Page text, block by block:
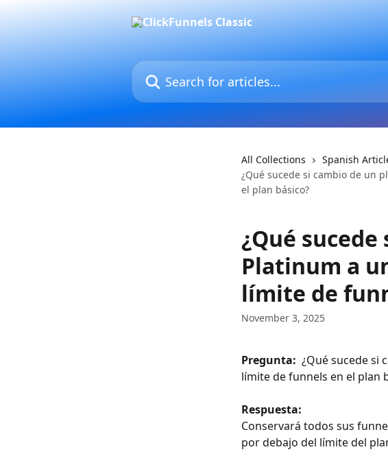
Search for articles...
All Collections
Spanish
¿Qué sucede si cambio de un
el plan básico?
¿Qué
Platinum a
límite de
November 3, 2025
Pregunta: ¿Qué sucede si
límite de funnels en el plan
Respuesta:
Conservará todos sus
por debajo del límite del